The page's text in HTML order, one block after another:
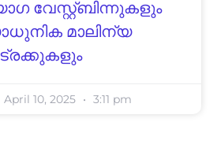
വേസ്റ്റ്ബിന്നുകളും
മാലിന്യ
ട്രക്കുകളും
April 10, 2025 3:11 pm